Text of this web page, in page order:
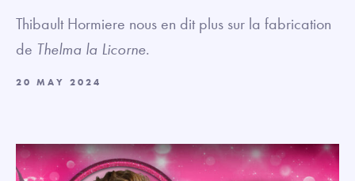
Thibault Hormiere nous en dit plus sur la fabrication
de Thelma la Licorne.
20 MAY 2024